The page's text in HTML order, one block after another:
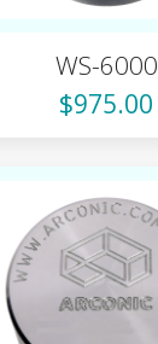
WS-6000
$975.00